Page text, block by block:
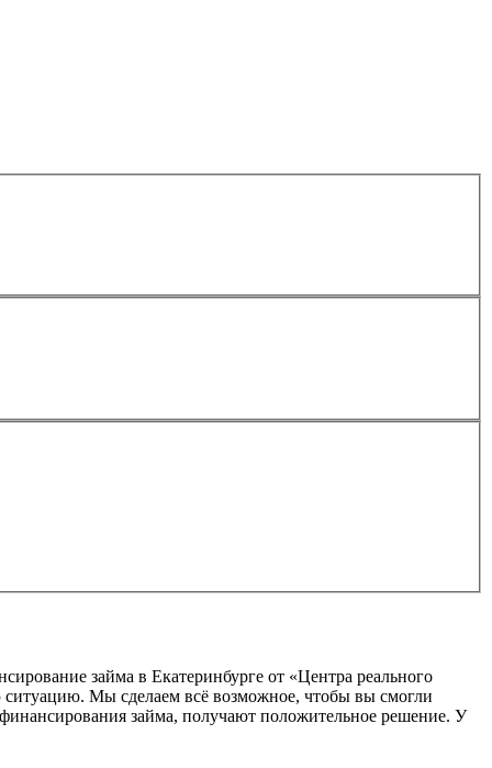
займа в Екатеринбурге от «Центра реального
Мы сделаем всё возможное, чтобы вы смогли
займа, получают положительное решение. У